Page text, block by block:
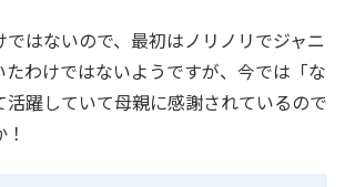
ではないので、最初はノリノリでジャニ
たわけではないようですが、今では「な
活躍していて母親に感謝されているので